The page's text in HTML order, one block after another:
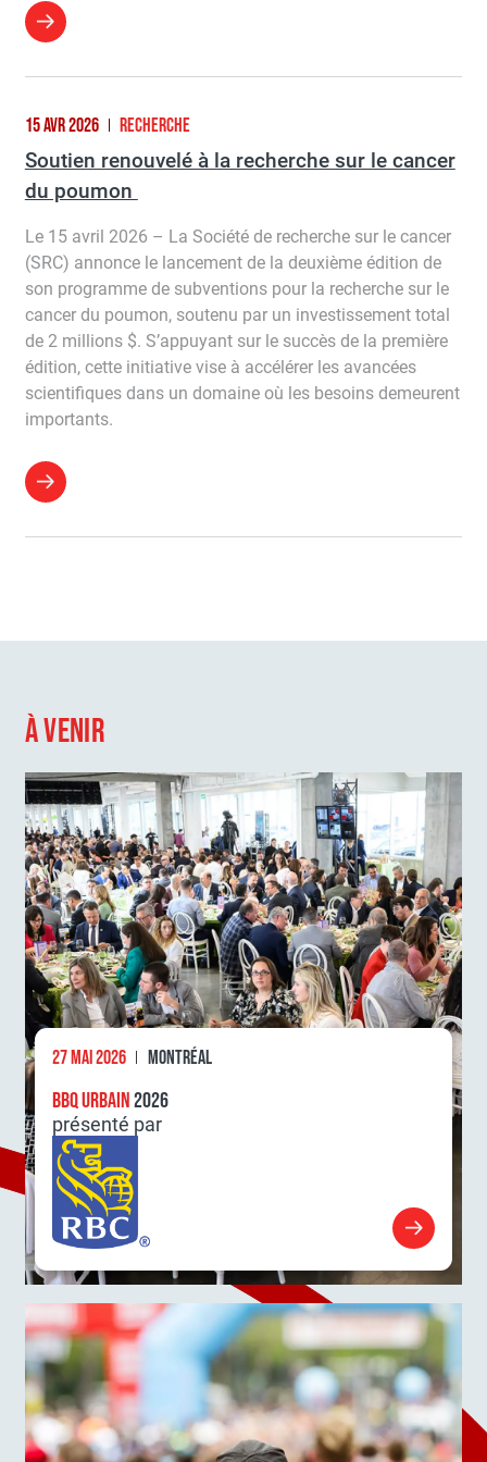
15 AVR 2026 RECHERCHE
Soutien renouvelé à la recherche sur le cancer
du poumon
Le 15 avril 2026 – La Société de recherche sur le cancer
(SRC) annonce le lancement de la deuxième édition de
son programme de subventions pour la recherche sur le
cancer du poumon, soutenu par un investissement total
de 2 millions $. S’appuyant sur le succès de la première
édition, cette initiative vise à accélérer les avancées
scientifiques dans un domaine où les besoins demeurent
importants.
À VENIR
27 MAI 2026 MONTRÉAL
BBQ URBAIN2026
présenté par